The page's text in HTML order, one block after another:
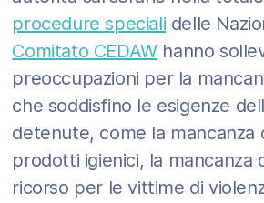
procedure speciali delle
Comitato CEDAWhanno
preoccupazioni per la
che soddisfino le esigenze
detenute, come la mancanza
prodotti igienici, la mancanza
ricorso per le vittime di